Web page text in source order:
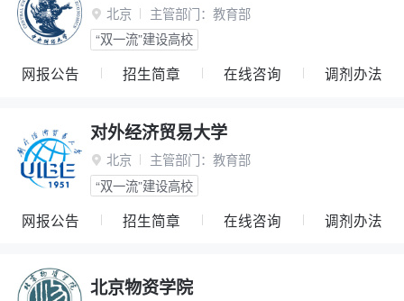
 北京 主管部门： 教育部
“双一流”建设高校
网报公告 招生简章 在线咨询 调剂办法
对外经济贸易大学
 北京 主管部门： 教育部
“双一流”建设高校
网报公告 招生简章 在线咨询 调剂办法
北京物资学院